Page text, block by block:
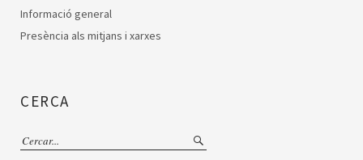
Informació general
Presència als mitjans i xarxes
CERCA